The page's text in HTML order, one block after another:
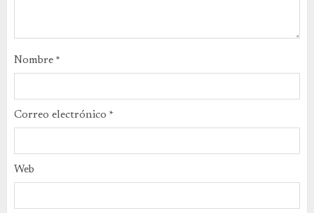
Nombre *
Correo electrónico *
Web